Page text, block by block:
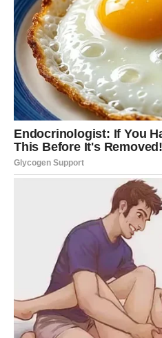
Ljubavni život
uzbuđenje
Ako ste slobodni, pred vama
mogli upoznati osobu koja će
Neće vas osvojiti samo
pogledom i načinom na koji
Između vas bi mogla nastati
pri prvom susretu.
Ono što je posebno
pored te osobe osjećati i
Škorpije koje su zauzete